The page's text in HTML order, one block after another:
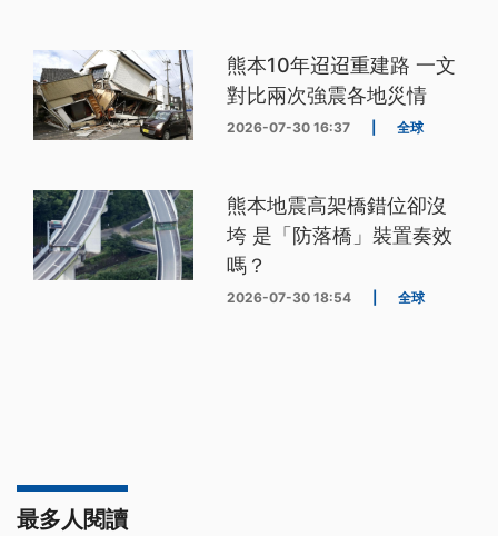
熊本10年迢迢重建路 一文
對比兩次強震各地災情
2026-07-30 16:37 全球
熊本地震高架橋錯位卻沒
垮 是「防落橋」裝置奏效
嗎？
2026-07-30 18:54 全球
最多人閱讀